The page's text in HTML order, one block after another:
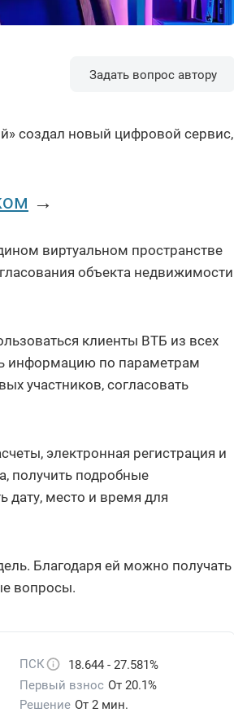
Задать вопрос автору
создал новый цифровой сервис,
→
виртуальном пространстве
объекта недвижимости
клиенты ВТБ из всех
информацию по параметрам
участников, согласовать
электронная регистрация и
получить подробные
дату, место и время для
Благодаря ей можно получать
вопросы.
ПСК
18.644 - 27.581%
Первый взнос От 20.1%
Решение От 2 мин.